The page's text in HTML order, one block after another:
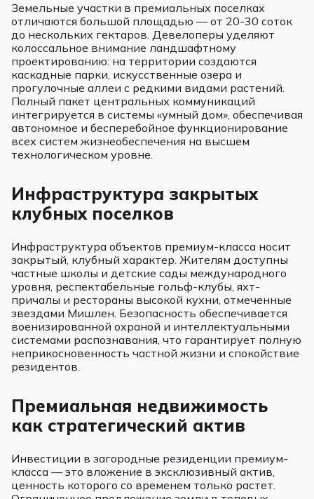
Земельные участки в премиальных поселках
отличаются большой площадью — от 20-30 соток
до нескольких гектаров. Девелоперы уделяют
колоссальное внимание ландшафтному
проектированию: на территории создаются
каскадные парки, искусственные озера и
прогулочные аллеи с редкими видами растений.
Полный пакет центральных коммуникаций
интегрируется в системы «умный дом», обеспечивая
автономное и бесперебойное функционирование
всех систем жизнеобеспечения на высшем
технологическом уровне.
Инфраструктура закрытых
клубных поселков
Инфраструктура объектов премиум-класса носит
закрытый, клубный характер. Жителям доступны
частные школы и детские сады международного
уровня, респектабельные гольф-клубы, яхт-
причалы и рестораны высокой кухни, отмеченные
звездами Мишлен. Безопасность обеспечивается
военизированной охраной и интеллектуальными
системами распознавания, что гарантирует полную
неприкосновенность частной жизни и спокойствие
резидентов.
Премиальная недвижимость
как стратегический актив
Инвестиции в загородные резиденции премиум-
класса — это вложение в эксклюзивный актив,
ценность которого со временем только растет.